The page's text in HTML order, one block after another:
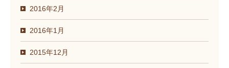
2016年2月
2016年1月
2015年12月